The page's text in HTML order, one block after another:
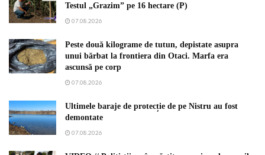
Testul „Grazim” pe 16 hectare (P)
07.08.2026
Peste două kilograme de tutun, depistate asupra
unui bărbat la frontiera din Otaci. Marfa era
ascunsă pe corp
07.08.2026
Ultimele baraje de protecție de pe Nistru au fost
demontate
07.08.2026